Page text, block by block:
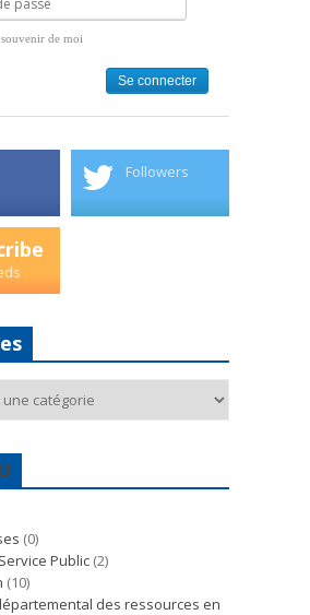
souvenir de moi
Followers
(0)
Public (2)
(10)
des ressources en